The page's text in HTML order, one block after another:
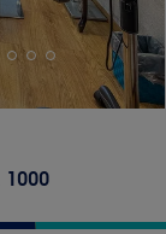
1000